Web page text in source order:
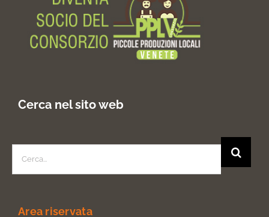
Cerca nel sito web
Area riservata